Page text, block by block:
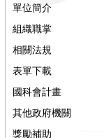
單位簡介
組織職掌
相關法規
表單下載
國科會計畫
其他政府機關
獎勵補助